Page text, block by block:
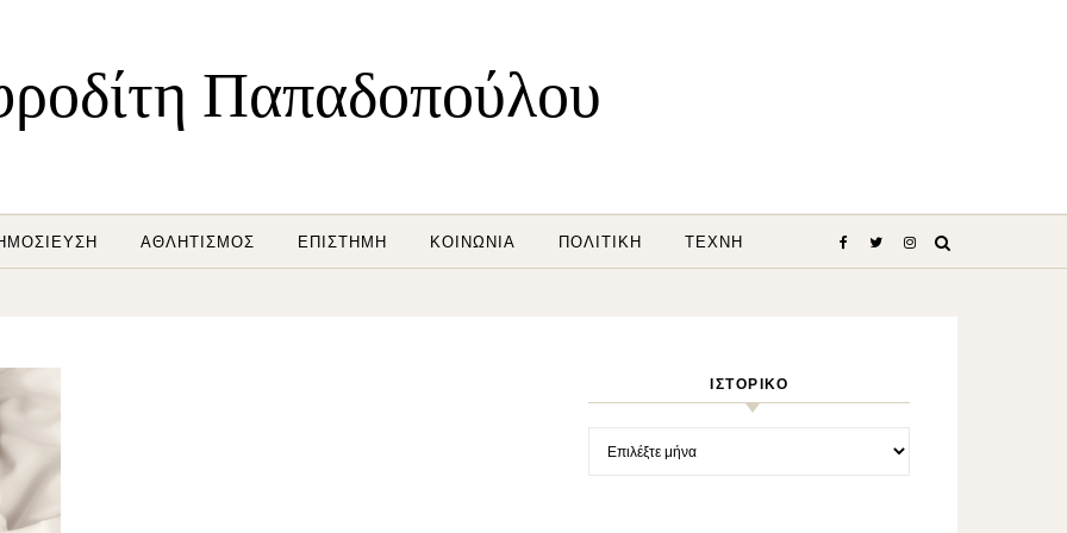
Παπαδοπούλου
ΑΘΛΗΤΙΣΜΌΣ ΕΠΙΣΤΉΜΗ ΚΟΙΝΩΝΊΑ ΠΟΛΙΤΙΚΉ ΤΈΧΝΗ
ΙΣΤΟΡΙΚΌ
Ιστορικό